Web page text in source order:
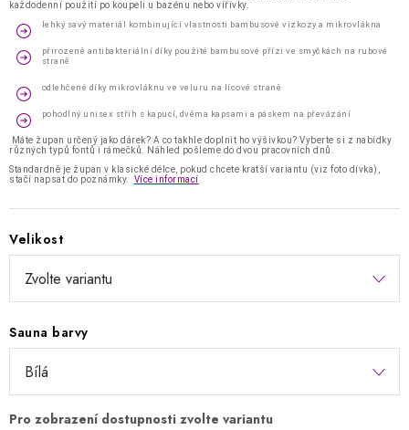
každodenní použití po koupeli u bazénu nebo vířivky.
lehký savý materiál kombinující vlastnosti bambusové vizkozy a mikrovlákna
přirozeně antibakteriální díky použité bambusové přízi ve smyčkách na rubové
straně
odlehčené díky mikrovláknu ve veluru na lícové straně
pohodlný unisex střih s kapucí, dvěma kapsami a páskem na převázání
Máte župan určený jako dárek? A co takhle doplnit ho výšivkou? Vyberte si z nabídky
různých typů fontů i rámečků. Náhled pošleme do dvou pracovních dnů.
Standardně je župan v klasické délce, pokud chcete kratší variantu (viz foto dívka),
stačí napsat do poznámky.
Více informací
Velikost
Sauna barvy